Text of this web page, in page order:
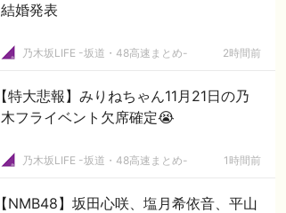
結婚発表
乃木坂LIFE -坂道・48高速まとめ- 2時間前
【特大悲報】みりねちゃん11月21日の乃
木フライベント欠席確定😭
乃木坂LIFE -坂道・48高速まとめ- 1時間前
【NMB48】坂田心咲、塩月希依音、平山